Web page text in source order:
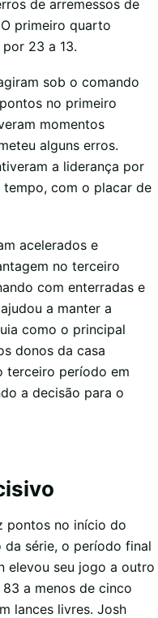
de arremessos de
primeiro quarto
23 a 13.
sob o comando
no primeiro
momentos
alguns erros.
a liderança por
com o placar de
acelerados e
no terceiro
com enterradas e
a manter a
como o principal
donos da casa
terceiro período em
a decisão para o
pontos no início do
série, o período final
elevou seu jogo a outro
a menos de cinco
lances livres. Josh